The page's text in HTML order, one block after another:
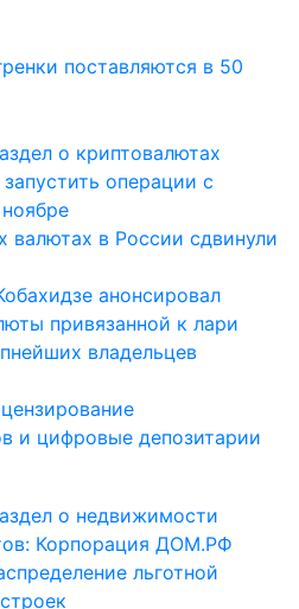
поставляются в 50
операции с
валютах в России сдвинули
анонсировал
привязанной к лари
владельцев
и цифровые депозитарии
Корпорация ДОМ.РФ
льготной